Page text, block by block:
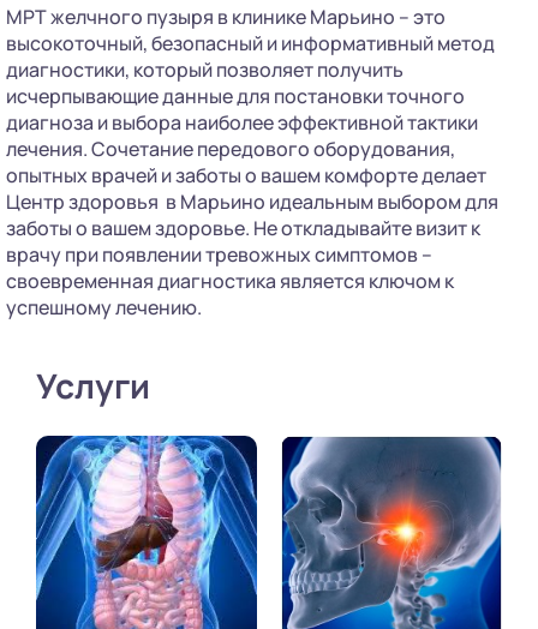
МРТ желчного пузыря в клинике Марьино – это
высокоточный, безопасный и информативный метод
диагностики, который позволяет получить
исчерпывающие данные для постановки точного
диагноза и выбора наиболее эффективной тактики
лечения. Сочетание передового оборудования,
опытных врачей и заботы о вашем комфорте делает
Центр здоровья в Марьино идеальным выбором для
заботы о вашем здоровье. Не откладывайте визит к
врачу при появлении тревожных симптомов –
своевременная диагностика является ключом к
успешному лечению.
Услуги